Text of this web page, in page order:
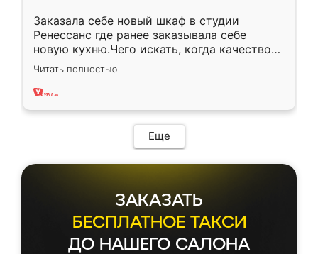
Заказала себе новый шкаф в студии
Ренессанс где ранее заказывала себе
новую кухню.Чего искать, когда качеством
вполне довольна. Служит кухня уже почти
два года, нареканий нет.
Читать полностью
Еще
ЗАКАЗАТЬ
БЕСПЛАТНОЕ ТАКСИ
ДО НАШЕГО САЛОНА